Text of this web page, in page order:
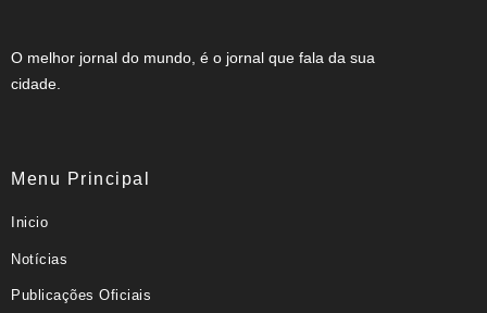
O melhor jornal do mundo, é o jornal que fala da sua
cidade.
Menu Principal
Inicio
Notícias
Publicações Oficiais